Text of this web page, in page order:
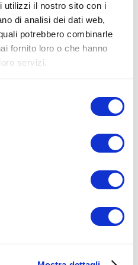
utilizzi il nostro sito con i
di analisi dei dati web,
potrebbero combinarle
fornito loro o che hanno
servizi.
top per lo sviluppo di tutta la
“il re degli esercizi” in quanto dà
il corpo per lo sviluppo della